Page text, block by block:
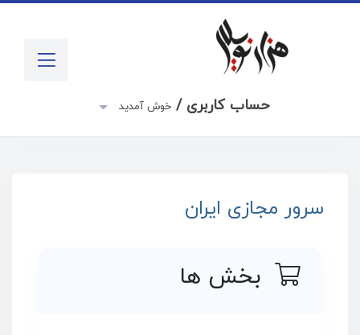
حساب کاربری /خوش آمدید
سرور مجازی ایران
بخش ها